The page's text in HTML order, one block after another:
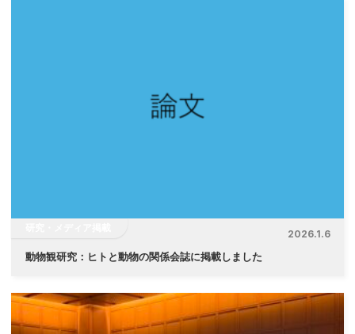
2026.1.6
動物観研究：ヒトと動物の関係会誌に掲載しました